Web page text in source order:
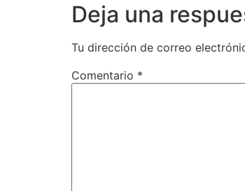
Deja una
Tu dirección de correo
Comentario *